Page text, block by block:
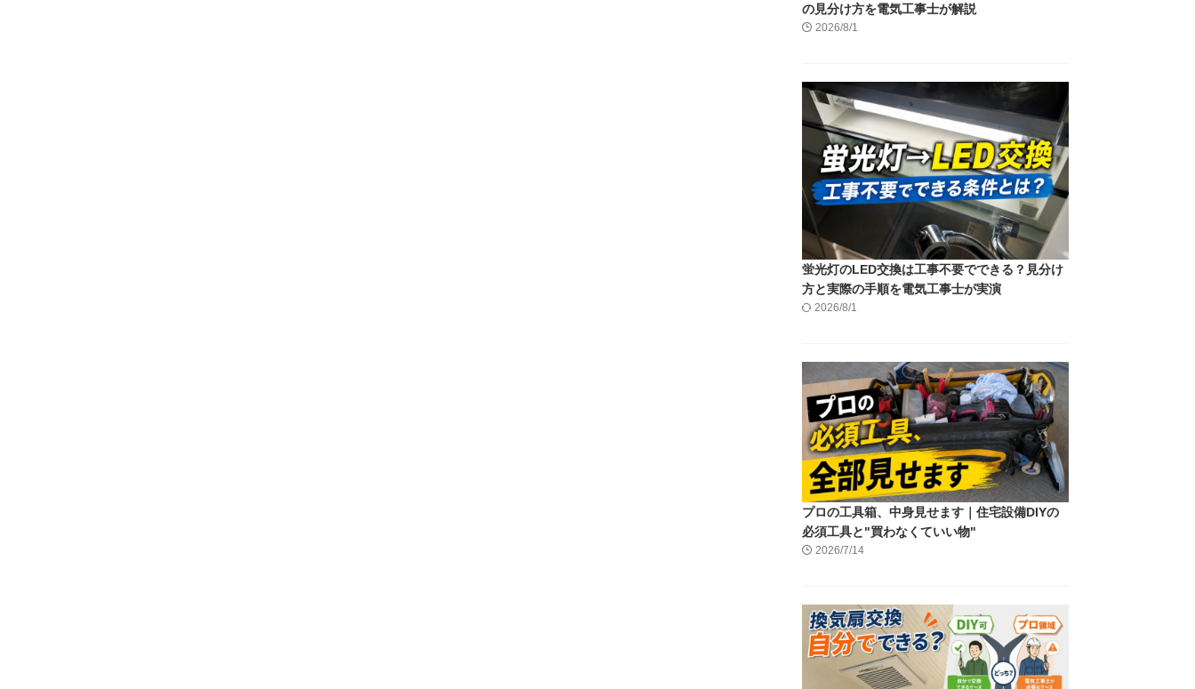
の見分け方を電気工事士が解説
2026/8/1
蛍光灯のLED交換は工事不要でできる？見分け
方と実際の手順を電気工事士が実演
2026/8/1
プロの工具箱、中身見せます｜住宅設備DIYの
必須工具と"買わなくていい物"
2026/7/14